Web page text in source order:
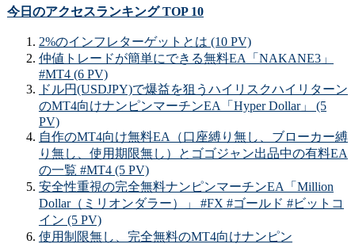
今日のアクセスランキング TOP 10
2%のインフレターゲットとは (10 PV)
仲値トレードが簡単にできる無料EA「NAKANE3」
#MT4 (6 PV)
ドル円(USDJPY)で爆益を狙うハイリスクハイリターン
のMT4向けナンピンマーチンEA「Hyper Dollar」 (5
PV)
自作のMT4向け無料EA（口座縛り無し、ブローカー縛
り無し、使用期限無し）とゴゴジャン出品中の有料EA
の一覧 #MT4 (5 PV)
安全性重視の完全無料ナンピンマーチンEA「Million
Dollar（ミリオンダラー）」 #FX #ゴールド #ビットコ
イン (5 PV)
使用制限無し、完全無料のMT4向けナンピン